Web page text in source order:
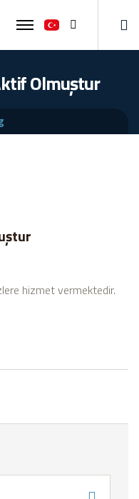
Ara
Olmuştur
hizmet vermektedir.